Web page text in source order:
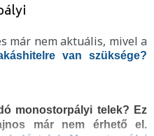
már nem aktuális, mivel a
van szüksége?
monostorpályi telek? Ez
már nem érhető el.